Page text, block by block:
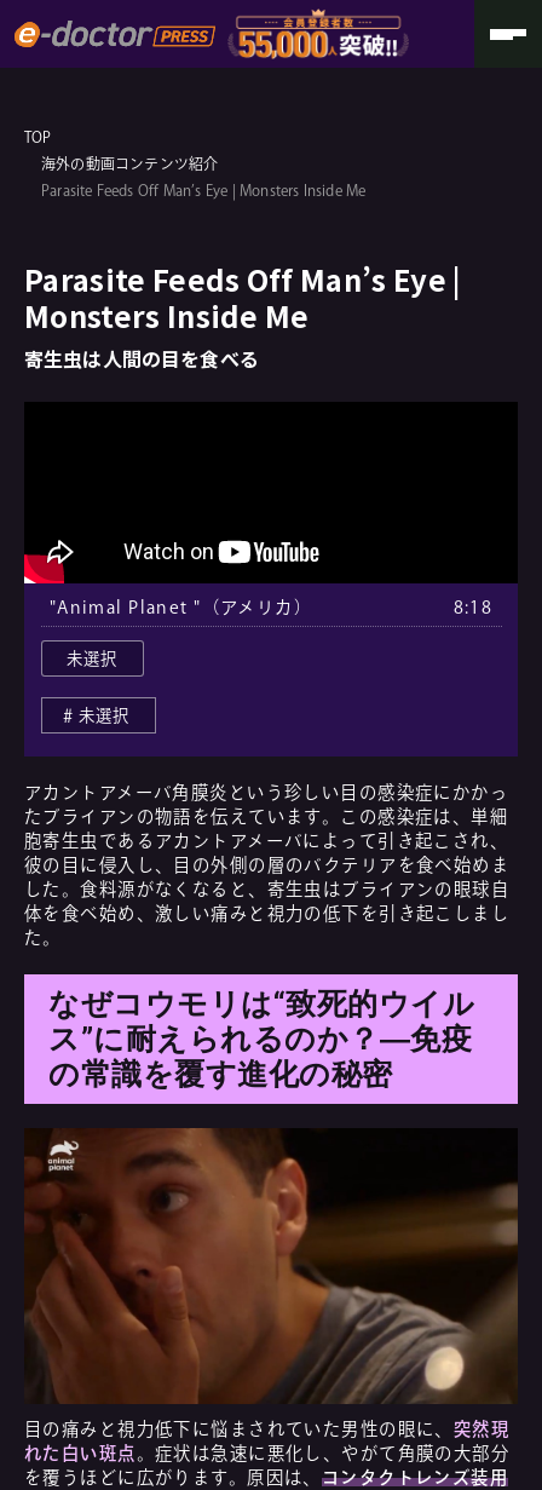
TOP
海外の動画コンテンツ紹介
Parasite Feeds Off Man’s Eye | Monsters Inside Me
Parasite Feeds Off Man’s Eye |
Monsters Inside Me
寄生虫は人間の目を食べる
"Animal Planet "（アメリカ） 8:18
未選択
未選択
アカントアメーバ角膜炎という珍しい目の感染症にかかっ
たブライアンの物語を伝えています。この感染症は、単細
胞寄生虫であるアカントアメーバによって引き起こされ、
彼の目に侵入し、目の外側の層のバクテリアを食べ始めま
した。食料源がなくなると、寄生虫はブライアンの眼球自
体を食べ始め、激しい痛みと視力の低下を引き起こしまし
た。
なぜコウモリは“致死的ウイル
ス”に耐えられるのか？―免疫
の常識を覆す進化の秘密
目の痛みと視力低下に悩まされていた男性の眼に、 突然現
れた白い斑点 。症状は急速に悪化し、やがて角膜の大部分
を覆うほどに広がります。原因は、 コンタクトレンズ装用